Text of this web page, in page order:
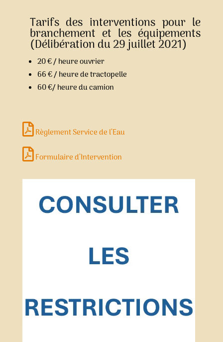
Tarifs des interventions pour le
branchement et les équipements
(Délibération du 29 juillet 2021)
20 € / heure ouvrier
66 € / heure de tractopelle
60 €/ heure du camion
Règlement Service de l’Eau
Formulaire d’Intervention